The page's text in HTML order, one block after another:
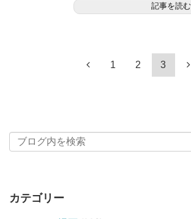
記事を読む
1 2 3
カテゴリー